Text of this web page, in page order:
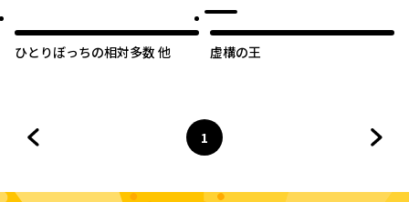
ひとりぼっちの相対多数 他 虚構の王
ページ
1
へ